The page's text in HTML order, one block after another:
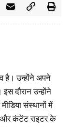
है। उन्होंने अपने
दौरान उन्होंने
संस्थानों में
और कंटेंट राइटर के